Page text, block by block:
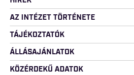
AZ INTÉZET TÖRTÉNETE
TÁJÉKOZTATÓK
ÁLLÁSAJÁNLATOK
KÖZÉRDEKŰ ADATOK